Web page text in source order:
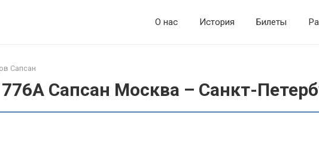
О нас История Билеты
Сапсан
Сапсан Москва – Санкт-